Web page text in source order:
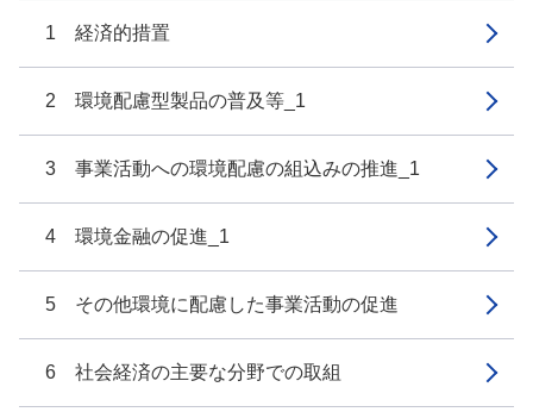
1 経済的措置
2 環境配慮型製品の普及等_1
3 事業活動への環境配慮の組込みの推進_1
4 環境金融の促進_1
5 その他環境に配慮した事業活動の促進
6 社会経済の主要な分野での取組